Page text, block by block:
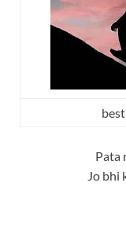
Pata
Jo bhi